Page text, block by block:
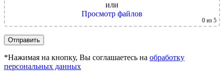
или
Просмотр файлов
0 из 5
*Нажимая на кнопку, Вы соглашаетесь на обработку
персональных данных